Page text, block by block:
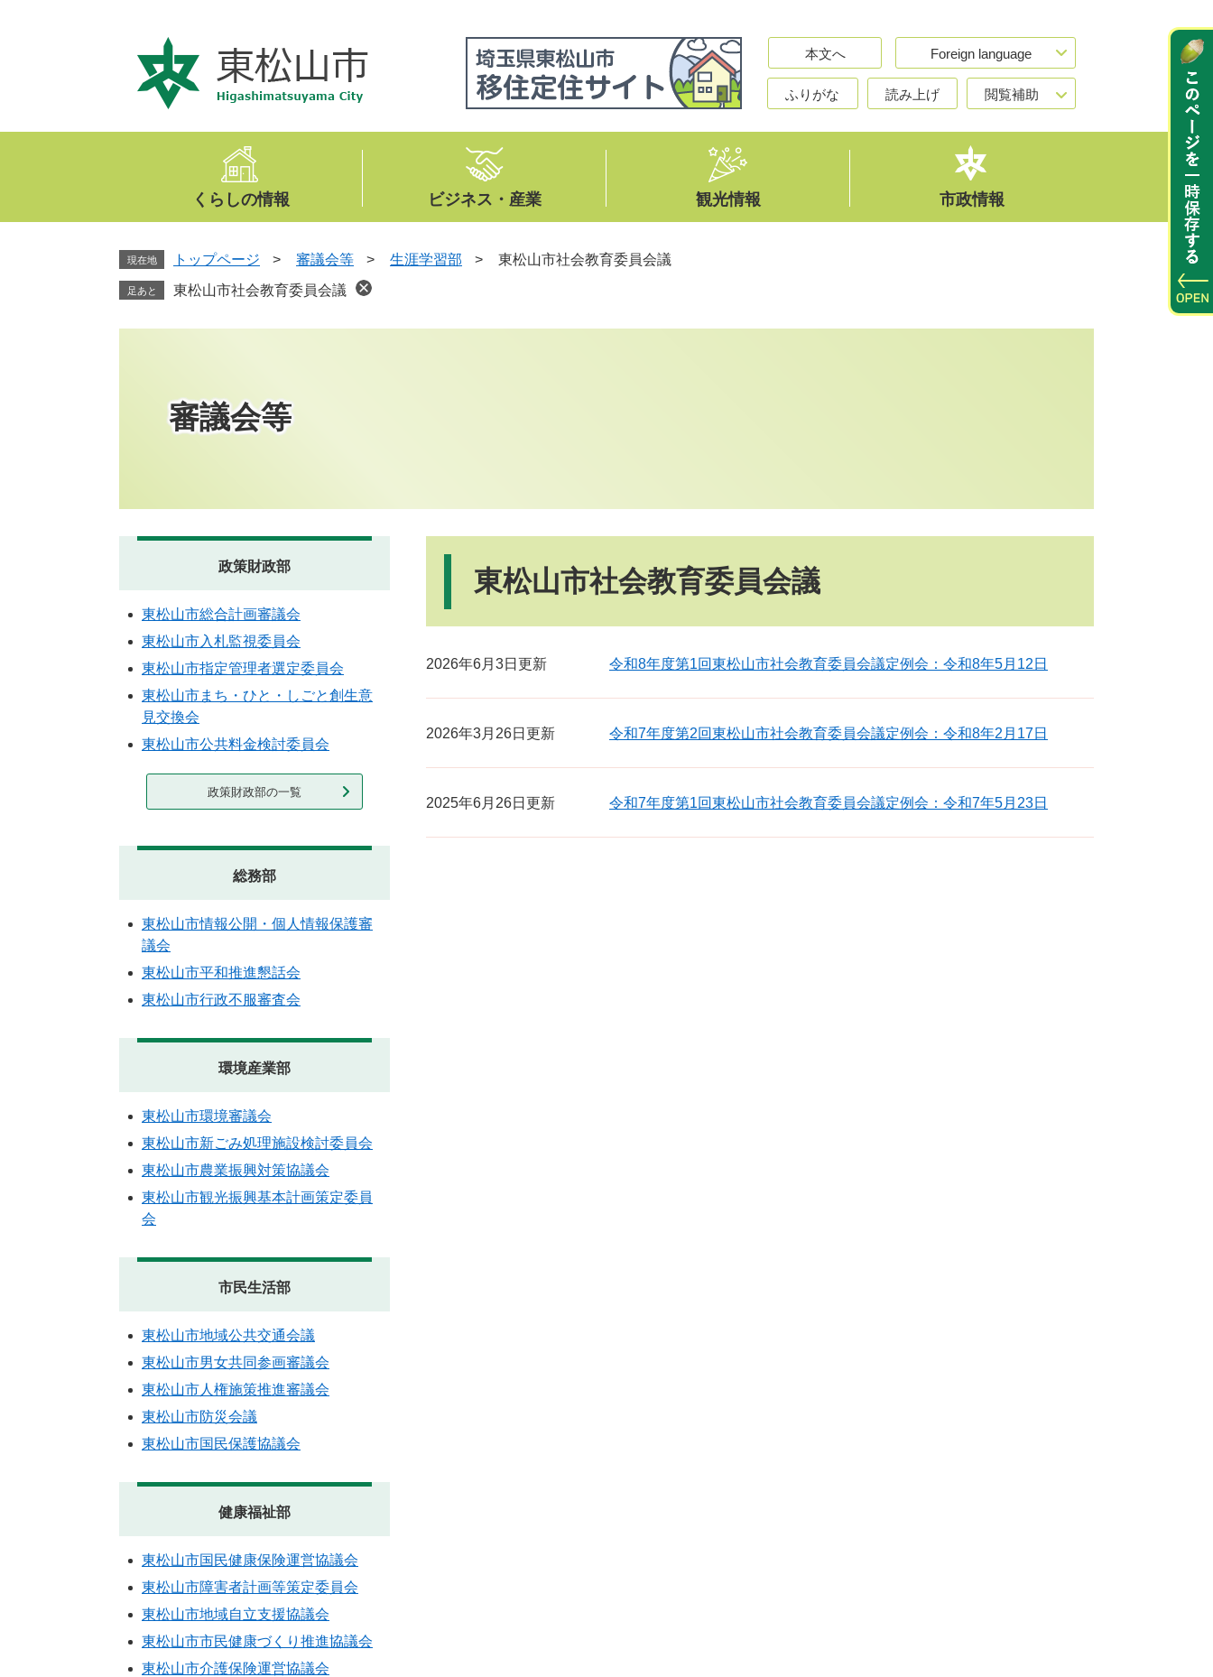
文
本文へ Foreign language
ふりがな 読み上げ 閲覧補助
くらしの情報 ビジネス・産業 観光情報 市政情報
現在地 トップページ > 審議会等 > 生涯学習部 > 東松山市社会教育委員会議
足あと 東松山市社会教育委員会議
審議会等
東松山市社会教育委員会議
2026年6月3日更新 令和8年度第1回東松山市社会教育委員会議定例会：令和8年5月12日
2026年3月26日更新 令和7年度第2回東松山市社会教育委員会議定例会：令和8年2月17日
2025年6月26日更新 令和7年度第1回東松山市社会教育委員会議定例会：令和7年5月23日
政策財政部
東松山市総合計画審議会
東松山市入札監視委員会
東松山市指定管理者選定委員会
東松山市まち・ひと・しごと創生意
見交換会
東松山市公共料金検討委員会
政策財政部の一覧
総務部
東松山市情報公開・個人情報保護審
議会
東松山市平和推進懇話会
東松山市行政不服審査会
環境産業部
東松山市環境審議会
東松山市新ごみ処理施設検討委員会
東松山市農業振興対策協議会
東松山市観光振興基本計画策定委員
会
市民生活部
東松山市地域公共交通会議
東松山市男女共同参画審議会
東松山市人権施策推進審議会
東松山市防災会議
東松山市国民保護協議会
健康福祉部
東松山市国民健康保険運営協議会
東松山市障害者計画等策定委員会
東松山市地域自立支援協議会
東松山市市民健康づくり推進協議会
東松山市介護保険運営協議会